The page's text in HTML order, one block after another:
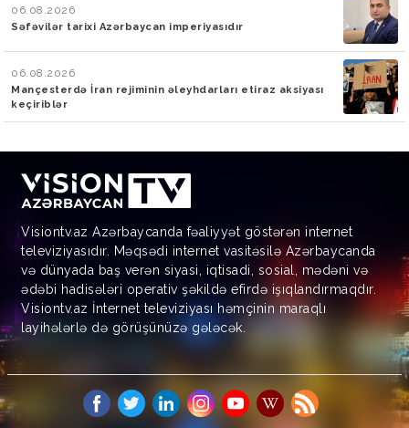
06.08.2026
Səfəvilər tarixi Azərbaycan imperiyasıdır
06.08.2026
Mançesterdə İran rejiminin əleyhdarları etiraz aksiyası
keçiriblər
Visiontv.az Azərbaycanda fəaliyyət göstərən internet
televiziyasıdır. Məqsədi internet vasitəsilə Azərbaycanda
və dünyada baş verən siyasi, iqtisadi, sosial, mədəni və
ədəbi hadisələri operativ şəkildə efirdə işıqlandırmaqdır.
Visiontv.az İnternet televiziyası həmçinin maraqlı
layihələrlə də görüşünüzə gələcək.